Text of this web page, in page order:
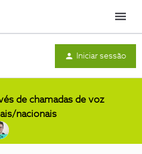
Menu
Iniciar sessão
de chamadas de voz
nacionais